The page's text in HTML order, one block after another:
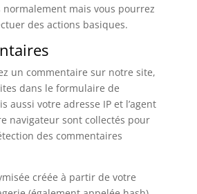
mais vous pourrez
des actions basiques.
un commentaire sur notre site,
dans le formulaire de
aussi votre adresse IP et l’agent
navigateur sont collectés pour
des commentaires
créée à partir de votre